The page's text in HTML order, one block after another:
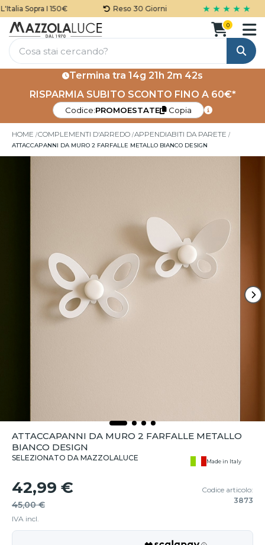
Sopra I 150€ Reso 30 Giorni ★ ★ ★ ★ ★
Cerca
0
Termina tra14g 21h 2m 41s
RISPARMIA SUBITO SCONTO FINO A 60€*
Codice:PROMOESTATE Copia
HOME COMPLEMENTI D'ARREDO APPENDIABITI DA PARETE
ATTACCAPANNI DA MURO 2 FARFALLE METALLO BIANCO DESIGN
ATTACCAPANNI DA MURO 2 FARFALLE METALLO
BIANCO DESIGN
SELEZIONATO DA MAZZOLALUCE Made in Italy
42,99 €
45,00 €
IVA incl.
Codice articolo:
3873